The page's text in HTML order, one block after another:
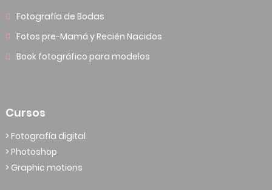
Fotografía de Bodas
Fotos pre-Mamá y Recién Nacidos
Book fotográfico para modelos
Cursos
> Fotografía digital
> Photoshop
> Graphic motions